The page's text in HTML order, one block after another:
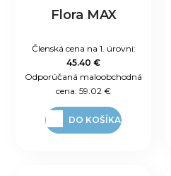
Flora MAX
Členská cena na 1. úrovni:
45.40 €
Odporúčaná maloobchodná
cena:59.02 €
DO KOŠÍKA